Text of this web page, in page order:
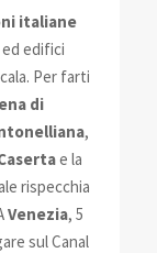
italiane
edifici
Per farti
di
,
e la
rispecchia
Venezia, 5
sul Canal